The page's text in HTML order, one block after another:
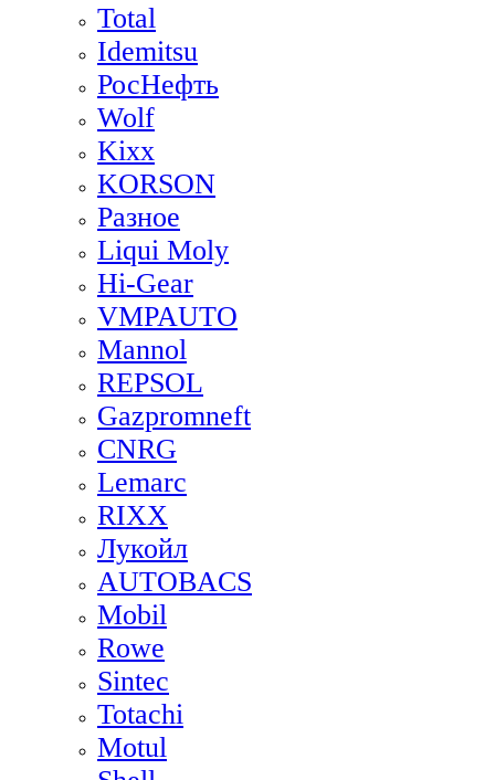
Total
Idemitsu
РосНефть
Wolf
Kixx
KORSON
Разное
Liqui Moly
Hi-Gear
VMPAUTO
Mannol
REPSOL
Gazpromneft
CNRG
Lemarc
RIXX
Лукойл
AUTOBACS
Mobil
Rowe
Sintec
Totachi
Motul